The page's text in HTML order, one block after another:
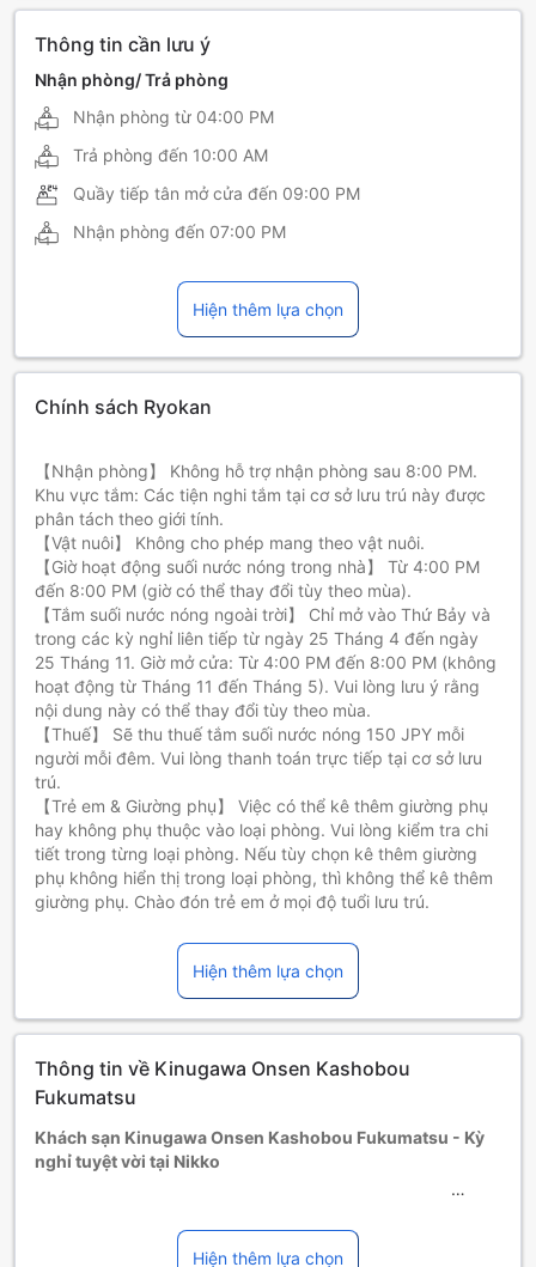
Thông tin cần lưu ý
Nhận phòng/ Trả phòng
Nhận phòng từ 04:00 PM
Trả phòng đến 10:00 AM
Quầy tiếp tân mở cửa đến 09:00 PM
Nhận phòng đến 07:00 PM
Hiện thêm lựa chọn
Chính sách Ryokan
【Nhận phòng】 Không hỗ trợ nhận phòng sau 8:00 PM.
Khu vực tắm: Các tiện nghi tắm tại cơ sở lưu trú này được
phân tách theo giới tính.
【Vật nuôi】 Không cho phép mang theo vật nuôi.
【Giờ hoạt động suối nước nóng trong nhà】 Từ 4:00 PM
đến 8:00 PM (giờ có thể thay đổi tùy theo mùa).
【Tắm suối nước nóng ngoài trời】 Chỉ mở vào Thứ Bảy và
trong các kỳ nghỉ liên tiếp từ ngày 25 Tháng 4 đến ngày
25 Tháng 11. Giờ mở cửa: Từ 4:00 PM đến 8:00 PM (không
hoạt động từ Tháng 11 đến Tháng 5). Vui lòng lưu ý rằng
nội dung này có thể thay đổi tùy theo mùa.
【Thuế】 Sẽ thu thuế tắm suối nước nóng 150 JPY mỗi
người mỗi đêm. Vui lòng thanh toán trực tiếp tại cơ sở lưu
trú.
【Trẻ em & Giường phụ】 Việc có thể kê thêm giường phụ
hay không phụ thuộc vào loại phòng. Vui lòng kiểm tra chi
tiết trong từng loại phòng. Nếu tùy chọn kê thêm giường
phụ không hiển thị trong loại phòng, thì không thể kê thêm
giường phụ. Chào đón trẻ em ở mọi độ tuổi lưu trú.
Trẻ em 0-1 tuổi [bao gồm cả bé 1 tuổi]
Phải sử dụng giường phụ
kiểm tra thông tin phòng để biết thêm chi tiết.
Khi đặt trên 5 phòng, chính sách và điều khoản bổ sung có
thể được áp dụng.
Hiện thêm lựa chọn
Thông tin về Kinugawa Onsen Kashobou
Fukumatsu
Khách sạn Kinugawa Onsen Kashobou Fukumatsu - Kỳ
nghỉ tuyệt vời tại Nikko
Khách sạn Kinugawa Onsen Kashobou Fukumatsu là một
khách sạn 3 sao nằm ở Nikko, Nhật Bản. Với vị trí thuận lợi,
Hiện thêm lựa chọn